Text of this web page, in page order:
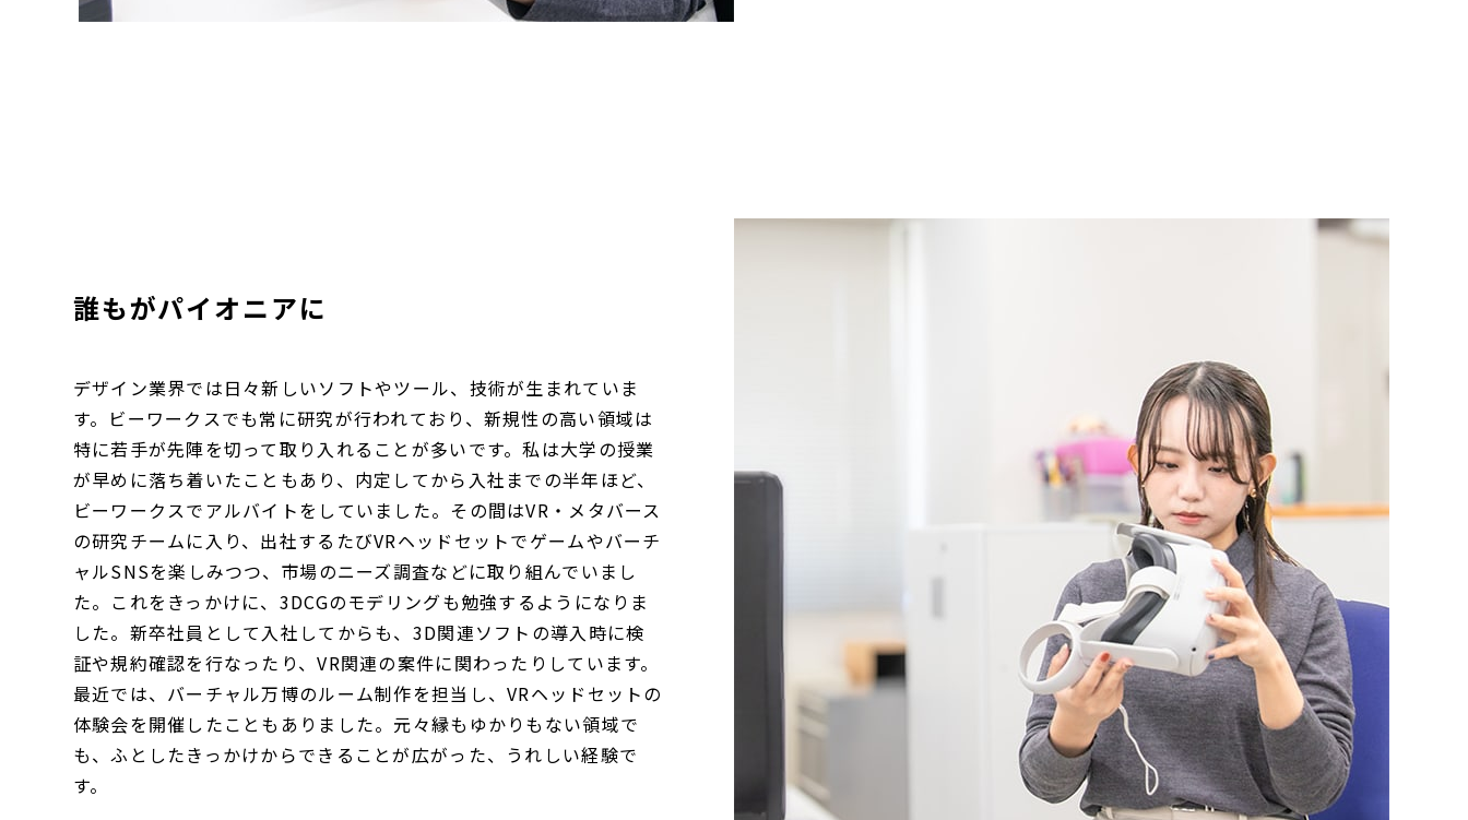
誰もがパイオニアに
デザイン業界では日々新しいソフトやツール、技術が生まれていま
す。ビーワークスでも常に研究が行われており、新規性の高い領域は
特に若手が先陣を切って取り入れることが多いです。私は大学の授業
が早めに落ち着いたこともあり、内定してから入社までの半年ほど、
ビーワークスでアルバイトをしていました。その間はVR・メタバース
の研究チームに入り、出社するたびVRヘッドセットでゲームやバーチ
ャルSNSを楽しみつつ、市場のニーズ調査などに取り組んでいまし
た。これをきっかけに、3DCGのモデリングも勉強するようになりま
した。新卒社員として入社してからも、3D関連ソフトの導入時に検
証や規約確認を行なったり、VR関連の案件に関わったりしています。
最近では、バーチャル万博のルーム制作を担当し、VRヘッドセットの
体験会を開催したこともありました。元々縁もゆかりもない領域で
も、ふとしたきっかけからできることが広がった、うれしい経験で
す。